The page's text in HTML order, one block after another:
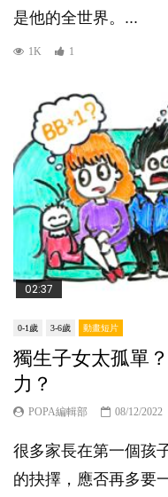
是他的全世界。...
1K 1
02:37
0-1歲 3-6歲 動畫短片
獨生子女太孤單
力？
POPA編輯部 08/12/2022
很多家長在第一個孩
的抉擇，應否再多要